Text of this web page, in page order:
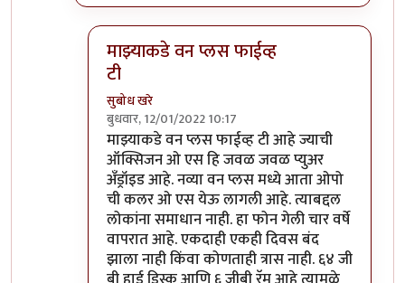
माझ्याकडे वन प्लस फाईव्ह
टी
सुबोध खरे
बुधवार, 12/01/2022 10:17
In reply toअसंच काही नाहीbyजेम्स वांड
माझ्याकडे वन प्लस फाईव्ह टी आहे ज्याची
ऑक्सिजन ओ एस हि जवळ जवळ प्युअर
अँड्रॉइड आहे. नव्या वन प्लस मध्ये आता ओपो
ची कलर ओ एस येऊ लागली आहे. त्याबद्दल
लोकांना समाधान नाही. हा फोन गेली चार वर्षे
वापरात आहे. एकदाही एकही दिवस बंद
झाला नाही किंवा कोणताही त्रास नाही. ६४ जी